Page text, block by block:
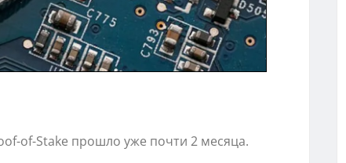
of-Stake прошло уже почти 2 месяца.